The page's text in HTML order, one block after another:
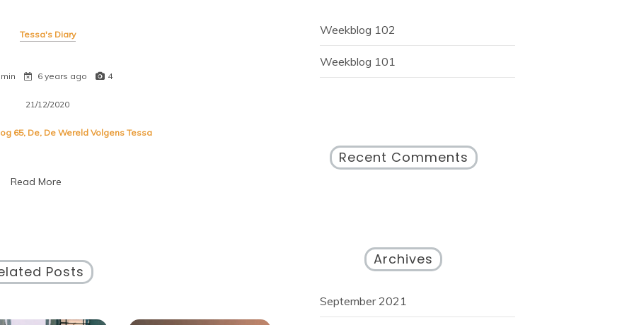
Tessa's Diary
6 years ago 4
21/12/2020
65, De, De Wereld Volgens Tessa
Read More
Posts
Weekblog 102
Weekblog 101
Recent Comments
Archives
September 2021